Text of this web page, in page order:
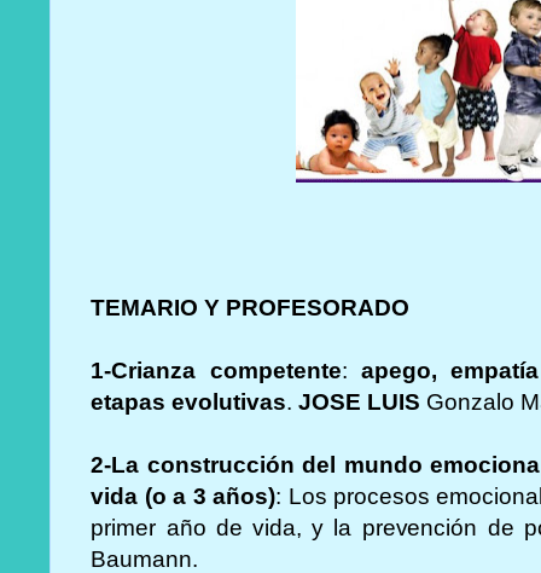
TEMARIO Y PROFESORADO
1-Crianza competente: apego,
etapas evolutivas.JOSE LUIS Gonzalo
2-La construcción del mundo
vida (o a 3 años): Los procesos
primer año de vida, y la prevención de
Baumann.